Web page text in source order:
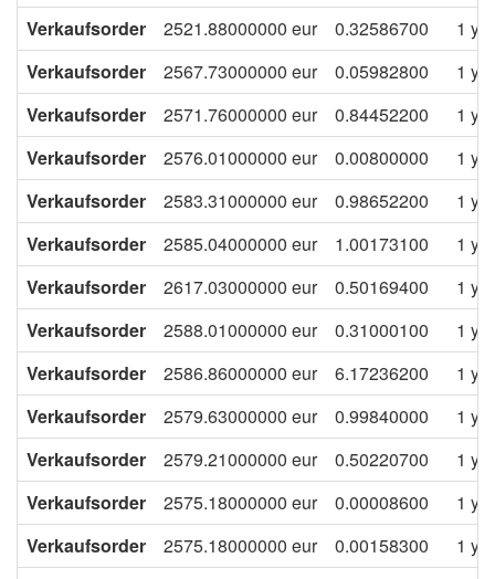
Verkaufsorder
2521.88000000 eur 0.32586700
1
Verkaufsorder
2567.73000000 eur 0.05982800
1
Verkaufsorder
2571.76000000 eur 0.84452200
1
Verkaufsorder
2576.01000000 eur 0.00800000
1
Verkaufsorder
2583.31000000 eur 0.98652200
1
Verkaufsorder
2585.04000000 eur 1.00173100
1
Verkaufsorder
2617.03000000 eur 0.50169400
1
Verkaufsorder
2588.01000000 eur 0.31000100
1
Verkaufsorder
2586.86000000 eur 6.17236200
1
Verkaufsorder
2579.63000000 eur 0.99840000
1
Verkaufsorder
2579.21000000 eur 0.50220700
1
Verkaufsorder
2575.18000000 eur 0.00008600
1
Verkaufsorder
2575.18000000 eur 0.00158300
1